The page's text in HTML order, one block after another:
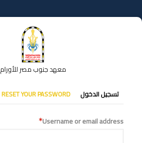
إلى
المحتوى
معهد جنوب مصر للأورام
التبويبات
الأساسية
تسجيل الدخول RESET YOUR PASSWORD
Username or email address